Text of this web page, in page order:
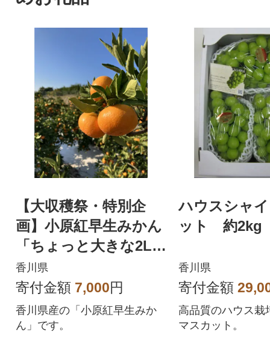
【大収穫祭・特別企
画】小原紅早生みかん
「ちょっと大きな2L
サイズ」約5kg
香川県
寄付金額 7,000円
香川県産の「小原紅早生みか
ん」です。
ハウスシャ
ット 約2kg
香川県
寄付金額
高品質のハウス栽
マスカット。